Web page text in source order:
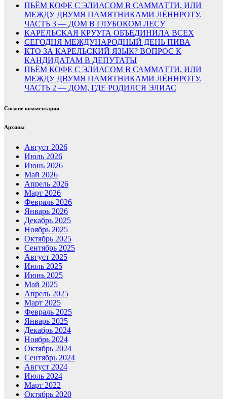
ПЬЁМ КОФЕ С ЭЛИАСОМ В САММАТТИ, ИЛИ
МЕЖДУ ДВУМЯ ПАМЯТНИКАМИ ЛЁННРОТУ.
ЧАСТЬ 3 — ДОМ В ГЛУБОКОМ ЛЕСУ
КАРЕЛЬСКАЯ КРУУГА ОБЪЕДИНИЛА ВСЕХ
СЕГОДНЯ МЕЖДУНАРОДНЫЙ ДЕНЬ ПИВА
КТО ЗА КАРЕЛЬСКИЙ ЯЗЫК? ВОПРОС К
КАНДИДАТАМ В ДЕПУТАТЫ
ПЬЁМ КОФЕ С ЭЛИАСОМ В САММАТТИ, ИЛИ
МЕЖДУ ДВУМЯ ПАМЯТНИКАМИ ЛЁННРОТУ.
ЧАСТЬ 2 — ДОМ, ГДЕ РОДИЛСЯ ЭЛИАС
Свежие комментарии
Архивы
Август 2026
Июль 2026
Июнь 2026
Май 2026
Апрель 2026
Март 2026
Февраль 2026
Январь 2026
Декабрь 2025
Ноябрь 2025
Октябрь 2025
Сентябрь 2025
Август 2025
Июль 2025
Июнь 2025
Май 2025
Апрель 2025
Март 2025
Февраль 2025
Январь 2025
Декабрь 2024
Ноябрь 2024
Октябрь 2024
Сентябрь 2024
Август 2024
Июль 2024
Март 2022
Октябрь 2020